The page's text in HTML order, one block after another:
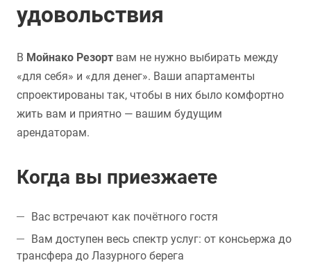
удовольствия
В Мойнако Резорт вам не нужно выбирать между
«для себя» и «для денег». Ваши апартаменты
спроектированы так, чтобы в них было комфортно
жить вам и приятно — вашим будущим
арендаторам.
Когда вы приезжаете
Вас встречают как почётного гостя
Вам доступен весь спектр услуг: от консьержа до
трансфера до Лазурного берега